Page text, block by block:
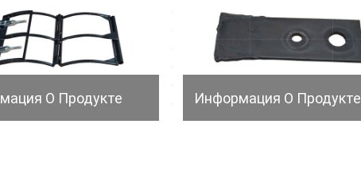
О Продукте Информация О Продукте